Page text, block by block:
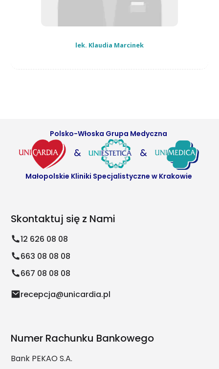
lek. Klaudia Marcinek
Polsko-Włoska Grupa Medyczna
& &
Małopolskie Kliniki Specjalistyczne w Krakowie
Skontaktuj się z Nami
12 626 08 08
663 08 08 08
667 08 08 08
recepcja@unicardia.pl
Numer Rachunku Bankowego
Bank PEKAO S.A.